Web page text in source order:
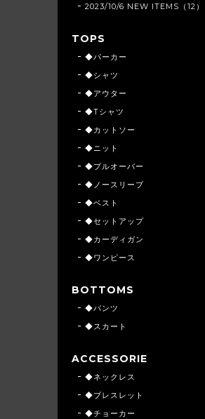
2023/10/6 NEW ITEMS（12）
TOPS
◆パーカー
◆シャツ
◆アウター
◆Tシャツ
◆カットソー
◆ニット
◆プルオーバー
◆ノースリーブ
◆ベスト
◆セットアップ
◆カーディガン
◆ワンピース
BOTTOMS
◆パンツ
◆スカート
ACCESSORIE
◆ネックレス
◆ブレスレット
◆チョーカー